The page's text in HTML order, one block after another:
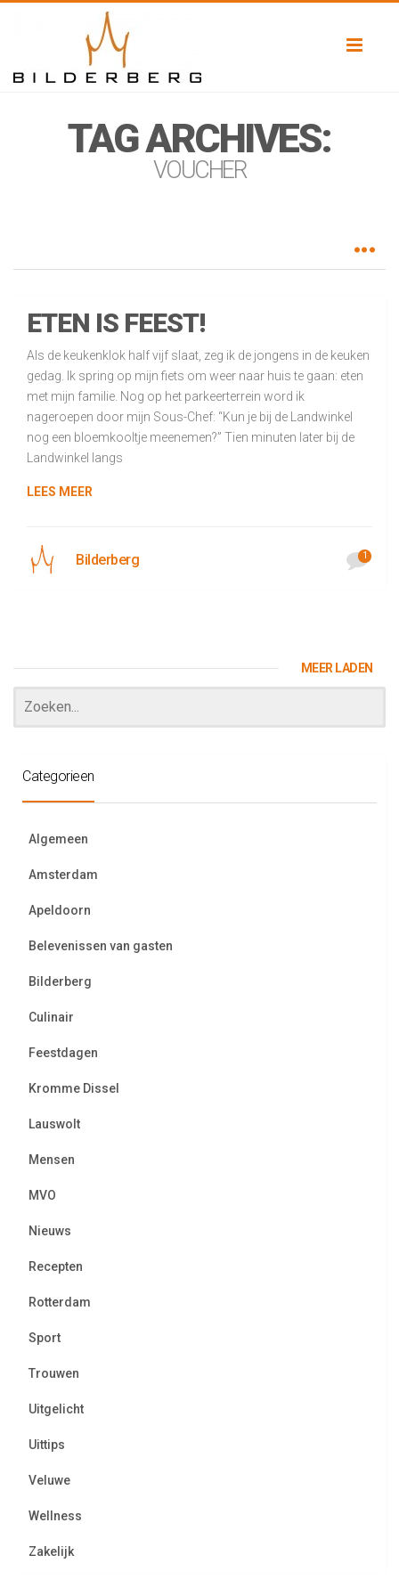
TAG ARCHIVES:
VOUCHER
ETEN IS FEEST!
Als de keukenklok half vijf slaat, zeg ik de jongens in de keuken
gedag. Ik spring op mijn fiets om weer naar huis te gaan: eten
met mijn familie. Nog op het parkeerterrein word ik
nageroepen door mijn Sous-Chef: “Kun je bij de Landwinkel
nog een bloemkooltje meenemen?” Tien minuten later bij de
Landwinkel langs
LEES MEER
Bilderberg 1
MEER LADEN
Categorieen
Algemeen
Amsterdam
Apeldoorn
Belevenissen van gasten
Bilderberg
Culinair
Feestdagen
Kromme Dissel
Lauswolt
Mensen
MVO
Nieuws
Recepten
Rotterdam
Sport
Trouwen
Uitgelicht
Uittips
Veluwe
Wellness
Zakelijk